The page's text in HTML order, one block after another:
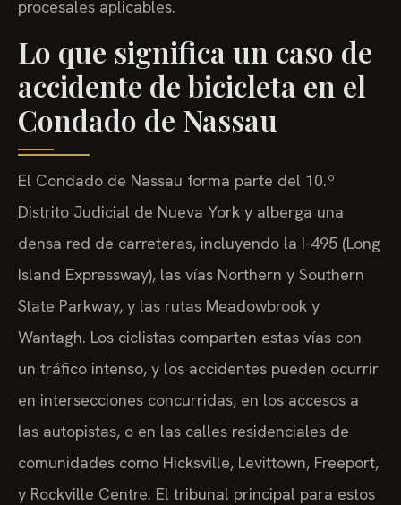
procesales aplicables.
Lo que significa un caso de
accidente de bicicleta en el
Condado de Nassau
El Condado de Nassau forma parte del 10.º
Distrito Judicial de Nueva York y alberga una
densa red de carreteras, incluyendo la I-495 (Long
Island Expressway), las vías Northern y Southern
State Parkway, y las rutas Meadowbrook y
Wantagh. Los ciclistas comparten estas vías con
un tráfico intenso, y los accidentes pueden ocurrir
en intersecciones concurridas, en los accesos a
las autopistas, o en las calles residenciales de
comunidades como Hicksville, Levittown, Freeport,
y Rockville Centre. El tribunal principal para estos